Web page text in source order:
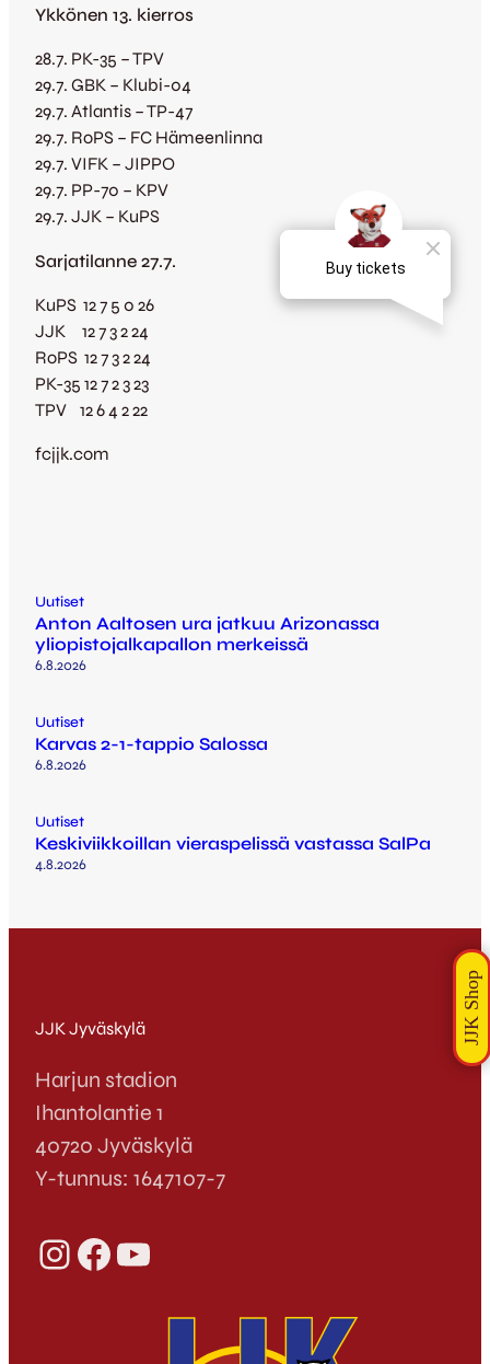
Ykkönen 13. kierros
28.7. PK-35 – TPV
29.7. GBK – Klubi-04
29.7. Atlantis – TP-47
29.7. RoPS – FC Hämeenlinna
29.7. VIFK – JIPPO
29.7. PP-70 – KPV
29.7. JJK – KuPS
Sarjatilanne 27.7.
KuPS 12 7 5 0 26
JJK 12 7 3 2 24
RoPS 12 7 3 2 24
PK-35 12 7 2 3 23
TPV 12 6 4 2 22
fcjjk.com
Uutiset
Anton Aaltosen ura jatkuu Arizonassa
yliopistojalkapallon merkeissä
6.8.2026
Uutiset
Karvas 2-1-tappio Salossa
6.8.2026
Uutiset
Keskiviikkoillan vieraspelissä vastassa SalPa
4.8.2026
JJK Jyväskylä
Harjun stadion
Ihantolantie 1
40720 Jyväskylä
Y-tunnus: 1647107-7
InstagramFacebook YouTube